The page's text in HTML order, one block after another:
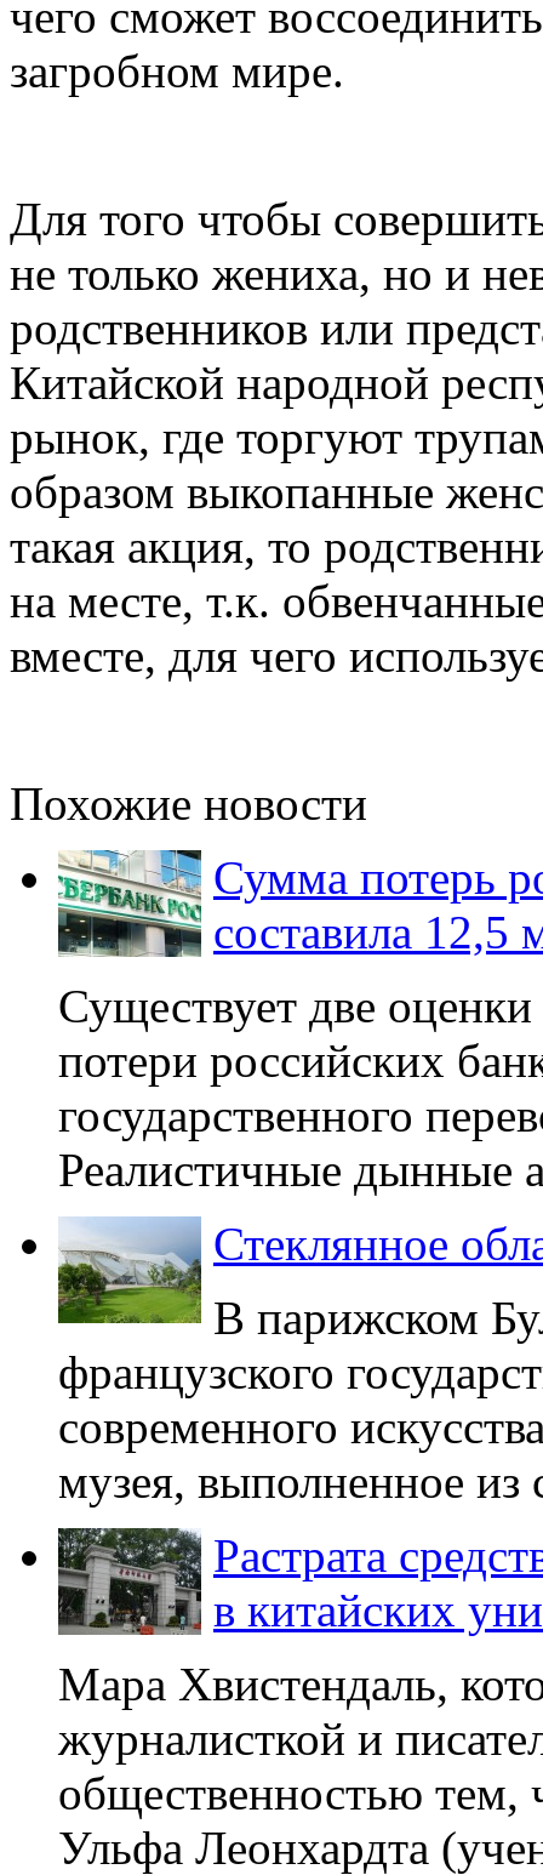
чего сможет
загробном мире.
Для того чтобы
не только жениха, но и
родственников или
Китайской народной
рынок, где торгуют
образом выкопанные
такая акция, то
на месте, т.к.
вместе, для чего
Похожие новости
Сумма потерь
составила 12,5
Существует две
потери российских
государственного
Реалистичные дынные
Стеклянное
В парижском
французского
современного
музея, выполненное из
Растрата
в китайских
Мара Хвистендаль,
журналисткой и
общественностью тем,
Ульфа Леонхардта